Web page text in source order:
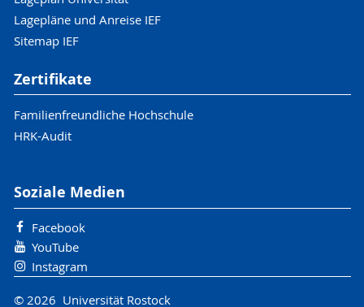
Lagepläne und Anreise IEF
Sitemap IEF
Zertifikate
Familienfreundliche Hochschule
HRK-Audit
Soziale Medien
Facebook
YouTube
Instagram
© 2026 Universität Rostock